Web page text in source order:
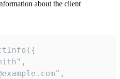
about the client